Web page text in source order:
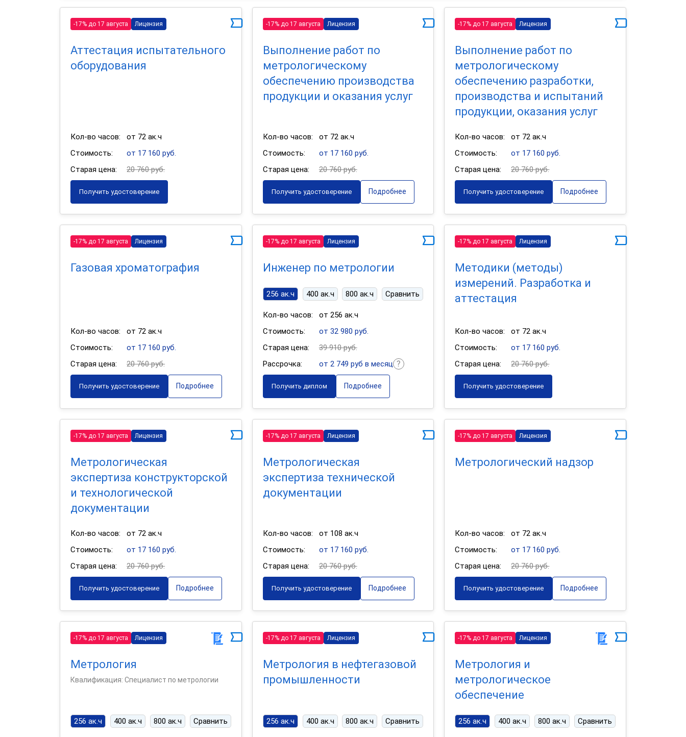
-17% до 17 августа Лицензия
Аттестация испытательного
оборудования
Кол-во часов:
от 72 ак.ч
Стоимость:
от 17 160 руб.
Старая цена:
20 760 руб.
Получить удостоверение
-17% до 17 августа Лицензия
Выполнение работ по
метрологическому
обеспечению производства
продукции и оказания услуг
Кол-во часов:
от 72 ак.ч
Стоимость:
от 17 160 руб.
Старая цена:
20 760 руб.
Получить удостоверение Подробнее
-17% до 17 августа Лицензия
Выполнение работ по
метрологическому
обеспечению разработки,
производства и испытаний
продукции, оказания услуг
Кол-во часов:
от 72 ак.ч
Стоимость:
от 17 160 руб.
Старая цена:
20 760 руб.
Получить удостоверение Подробнее
-17% до 17 августа Лицензия
Газовая хроматография
Кол-во часов:
от 72 ак.ч
Стоимость:
от 17 160 руб.
Старая цена:
20 760 руб.
Получить удостоверение Подробнее
-17% до 17 августа Лицензия
Инженер по метрологии
256 ак.ч 400 ак.ч 800 ак.ч Сравнить
Кол-во часов:
от 256 ак.ч
Стоимость:
от 32 980 руб.
Старая цена:
39 910 руб.
Рассрочка:
от 2 749 руб в месяц
Получить диплом Подробнее
-17% до 17 августа Лицензия
Методики (методы)
измерений. Разработка и
аттестация
Кол-во часов:
от 72 ак.ч
Стоимость:
от 17 160 руб.
Старая цена:
20 760 руб.
Получить удостоверение
-17% до 17 августа Лицензия
Метрологическая
экспертиза конструкторской
и технологической
документации
Кол-во часов:
от 72 ак.ч
Стоимость:
от 17 160 руб.
Старая цена:
20 760 руб.
Получить удостоверение Подробнее
-17% до 17 августа Лицензия
Метрологическая
экспертиза технической
документации
Кол-во часов:
от 108 ак.ч
Стоимость:
от 17 160 руб.
Старая цена:
20 760 руб.
Получить удостоверение Подробнее
-17% до 17 августа Лицензия
Метрологический надзор
Кол-во часов:
от 72 ак.ч
Стоимость:
от 17 160 руб.
Старая цена:
20 760 руб.
Получить удостоверение Подробнее
-17% до 17 августа Лицензия
Метрология
Квалификация: Специалист по метрологии
256 ак.ч 400 ак.ч 800 ак.ч Сравнить
-17% до 17 августа Лицензия
Метрология в нефтегазовой
промышленности
256 ак.ч 400 ак.ч 800 ак.ч Сравнить
-17% до 17 августа Лицензия
Метрология и
метрологическое
обеспечение
256 ак.ч 400 ак.ч 800 ак.ч Сравнить